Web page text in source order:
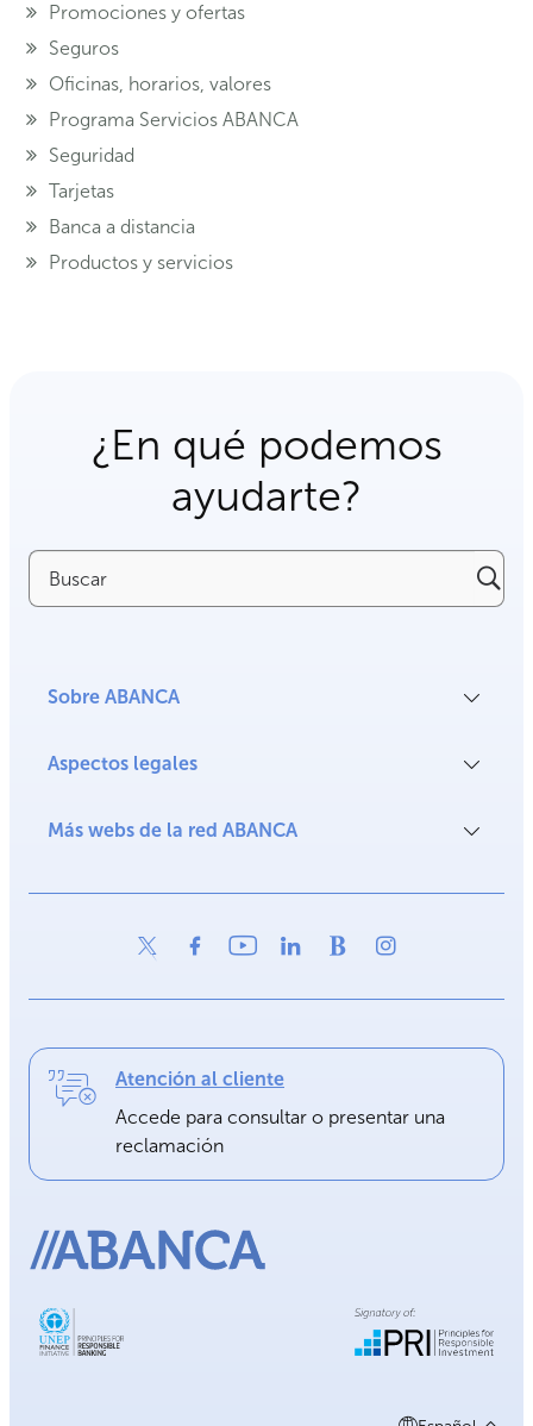
Promociones y ofertas
Seguros
Oficinas, horarios, valores
Programa Servicios ABANCA
Seguridad
Tarjetas
Banca a distancia
Productos y servicios
¿En qué podemos
ayudarte?
Buscar
Sobre ABANCA
Aspectos legales
Más webs de la red ABANCA
Atención al cliente
Accede para consultar o presentar una
reclamación